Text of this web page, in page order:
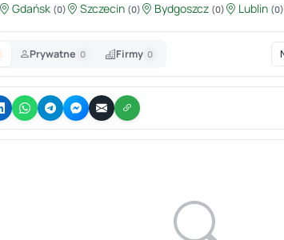
Gdańsk (0) Szczecin (0) Bydgoszcz (0) Lublin (0)
Prywatne 0 Firmy 0